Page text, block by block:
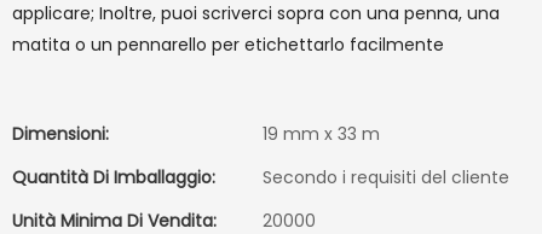
applicare; Inoltre, puoi scriverci sopra con una penna, una
matita o un pennarello per etichettarlo facilmente
Dimensioni:
19 mm x 33 m
Quantità Di Imballaggio:
Secondo i requisiti del cliente
Unità Minima Di Vendita:
20000